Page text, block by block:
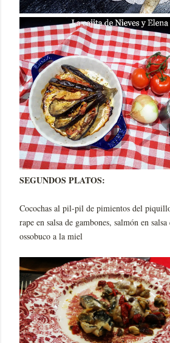
SEGUNDOS PLATOS:
Cocochas al pil-pil de pimientos del
rape en salsa de gambones, salmón en
ossobuco a la miel